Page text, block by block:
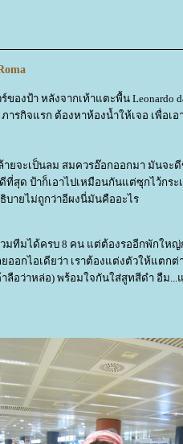
องป้า หลังจากเท้าแตะพื้น Leonardo
รกิจแรก ต้องหาห้องน้ำให้เจอ เพื่อเ
ายจะเป็นลม สมควรอ๊อกออกมา มันจะ
ที่สุด ป้าก็เอาไปเหมือนกันแต่ซุกไว้กร
ายไม่ถูกว่าอีผงนี่มันคืออะไร
มทีมได้ครบ 8 คน แต่ต้องรออีกพักใหญ่ก
ออกไอเดียว่า เราต้องแต่งตัวให้แตกต่
ลือว่าหล่อ) พร้อมใจกันใส่สูทสีดำ อืม...